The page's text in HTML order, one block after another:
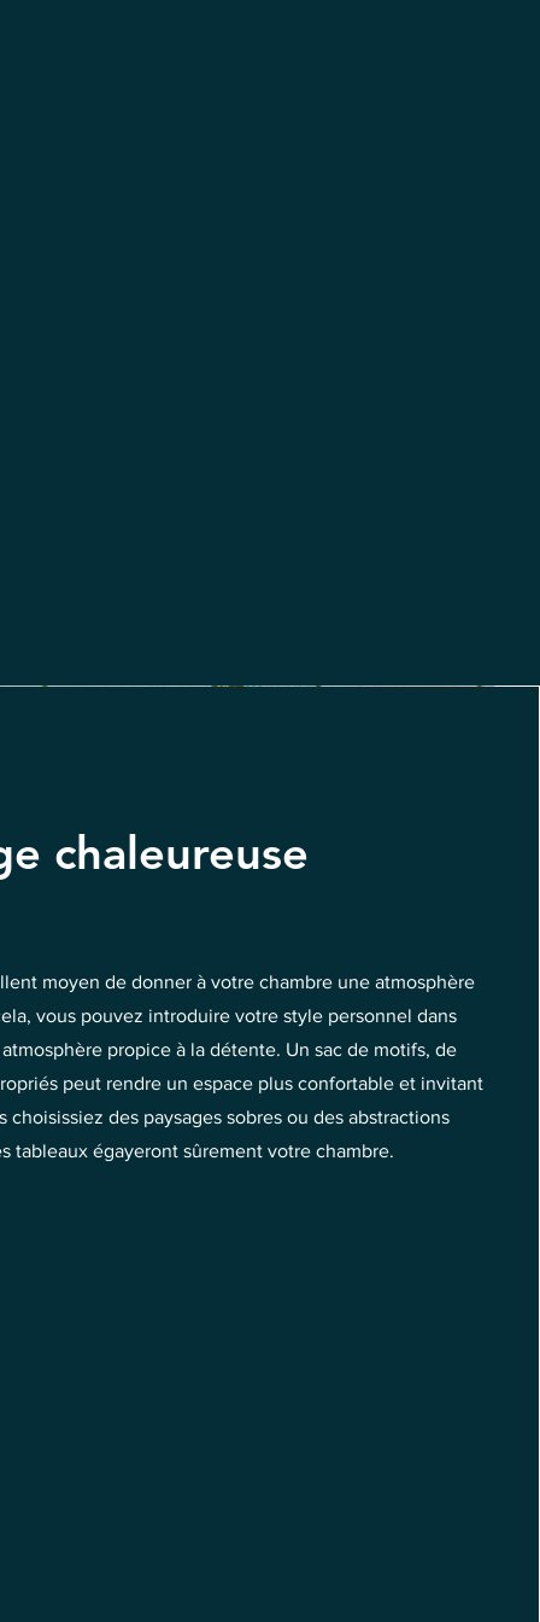
chaleureuse
moyen de donner à votre chambre une atmosphère
vous pouvez introduire votre style personnel dans
propice à la détente. Un sac de motifs, de
peut rendre un espace plus confortable et invitant
choisissiez des paysages sobres ou des abstractions
tableaux égayeront sûrement votre chambre.